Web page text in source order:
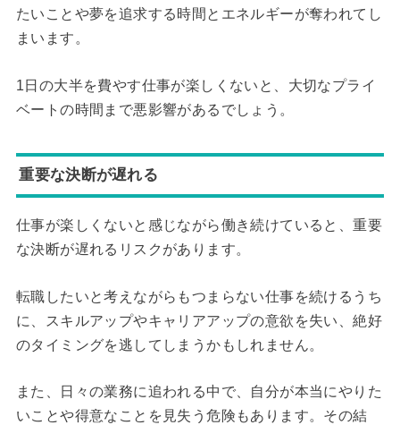
たいことや夢を追求する時間とエネルギーが奪われてし
まいます。
1日の大半を費やす仕事が楽しくないと、大切なプライ
ベートの時間まで悪影響があるでしょう。
重要な決断が遅れる
仕事が楽しくないと感じながら働き続けていると、重要
な決断が遅れるリスクがあります。
転職したいと考えながらもつまらない仕事を続けるうち
に、スキルアップやキャリアアップの意欲を失い、絶好
のタイミングを逃してしまうかもしれません。
また、日々の業務に追われる中で、自分が本当にやりた
いことや得意なことを見失う危険もあります。その結